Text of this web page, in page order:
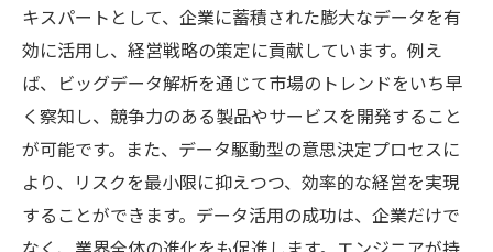
キスパートとして、企業に蓄積された膨大なデータを有
効に活用し、経営戦略の策定に貢献しています。例え
ば、ビッグデータ解析を通じて市場のトレンドをいち早
く察知し、競争力のある製品やサービスを開発すること
が可能です。また、データ駆動型の意思決定プロセスに
より、リスクを最小限に抑えつつ、効率的な経営を実現
することができます。データ活用の成功は、企業だけで